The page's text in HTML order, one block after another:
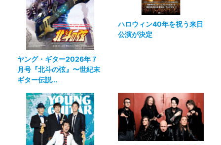
ヤング・ギター2026年７
月号『北斗の弦』〜世紀末
ギター伝説...
ハロウィン40年を祝う来日
公演が決定